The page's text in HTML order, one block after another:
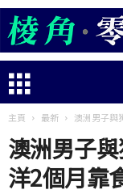
主頁 最新 澳洲男子與
澳洲男子
洋2個月靠